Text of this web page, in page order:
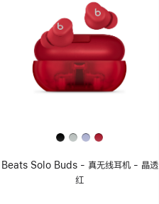
Beats Solo Buds - 真无线耳机 - 晶透
红